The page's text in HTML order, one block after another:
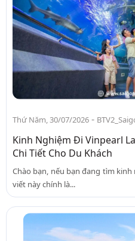
Thứ Năm, 30/07/2026 -
Kinh Nghiệm Đi Vinpearl
Chi Tiết Cho Du Khách
Chào bạn, nếu bạn đang tìm
viết này chính là...